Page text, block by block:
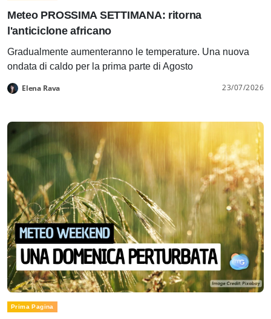
Meteo PROSSIMA SETTIMANA: ritorna
l'anticiclone africano
Gradualmente aumenteranno le temperature. Una nuova
ondata di caldo per la prima parte di Agosto
Elena Rava 23/07/2026
Prima Pagina